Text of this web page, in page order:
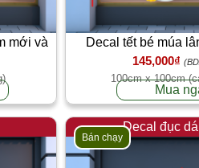
mới và
Decal tết bé múa
145,000₫
100cm x 100cm
Mua
Decal đục
Bán chạy